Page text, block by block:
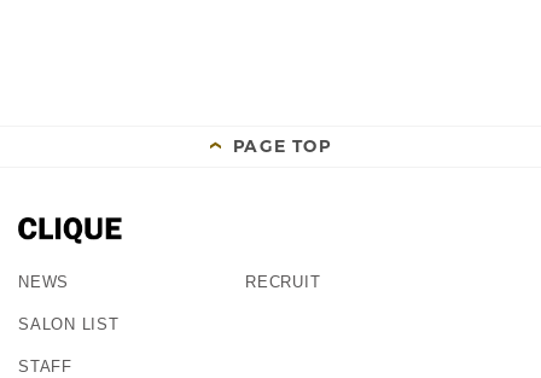
PAGE TOP
NEWS
SALON LIST
STAFF
RECRUIT